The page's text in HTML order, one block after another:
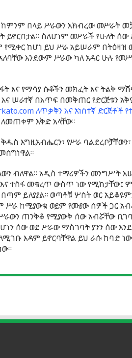
በላይ ሥራውን አክብረው መሥራት
ይኖርበታል። ስለሆነም መሥራች የሁለት ሰው
የሚቀር ከሆነ ይህ ሥራ አይሠራም
እንደውም ሥራው ካለ አዳር ሁሉ
እና የማሳያ ሱቆችን መክፈት እና ትልቅ
ሠራተኛ በእጥፍ በመቅጠር የድርጅቱን
ለጥቃቅን እና አነስተኛ ድርጅቶች
እቅድ አላቸው።
እግዚአብሔርን፣ የሥራ
ብለዋል። አዲስ ተማሪዎችን መንግሥት
እና ተስፋ መቁረጥ ውስጥ ነው የሚከታቸው፤
በጣም ይለያያል። ወጣቶቹ ሦስት ወር
ከሚያውቁ ወይም የሙያው ሰዎች ጋር
ጠንቅቆ የሚያውቅ ሰው አብሯቸው ቢገባ
ሰው ወደ ሥራው ማስገባት ያንን ሰው
እዳም ይኖርባቸዋል ይህ ራሱ ከባድ ነው